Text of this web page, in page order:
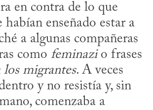
en contra de lo que
habían enseñado estar a
a algunas compañeras
como feminazi o frases
los migrantes. A veces
y no resistía y, sin
comenzaba a